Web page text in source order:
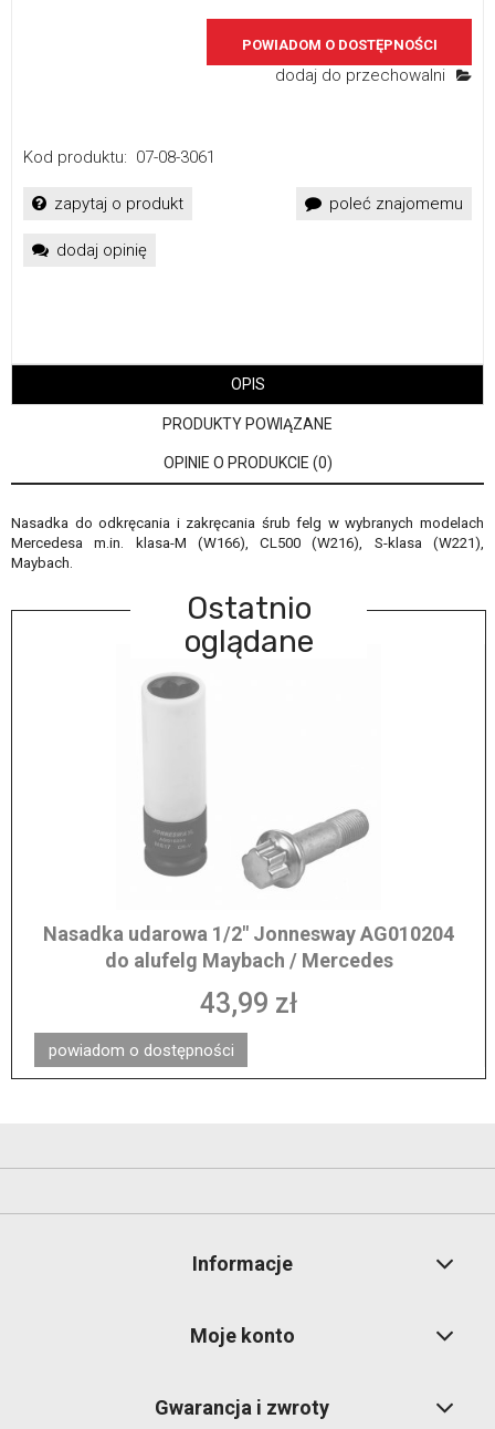
POWIADOM O DOSTĘPNOŚCI
dodaj do przechowalni
Kod produktu: 07-08-3061
zapytaj o produkt poleć znajomemu
dodaj opinię
OPIS
PRODUKTY POWIĄZANE
OPINIE O PRODUKCIE (0)
Nasadka do odkręcania i zakręcania śrub felg w wybranych modelach
Mercedesa m.in. klasa-M (W166), CL500 (W216), S-klasa (W221),
Maybach.
Ostatnio
oglądane
Nasadka udarowa 1/2" Jonnesway AG010204
do alufelg Maybach / Mercedes
43,99 zł
powiadom o dostępności
Informacje
Moje konto
Gwarancja i zwroty